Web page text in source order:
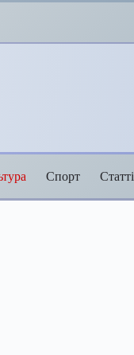
Спорт Статті